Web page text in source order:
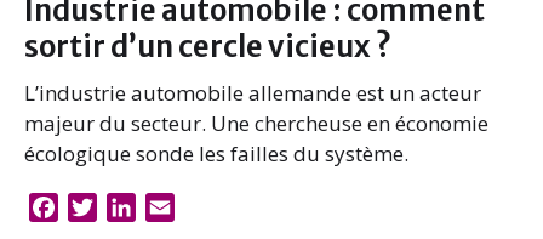
Industrie automobile : comment
sortir d’un cercle vicieux ?
L’industrie automobile allemande est un acteur
majeur du secteur. Une chercheuse en économie
écologique sonde les failles du système.